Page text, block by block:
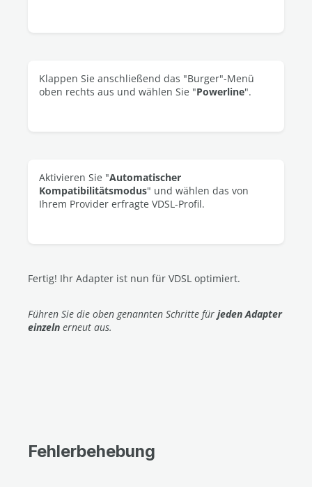
Klappen Sie anschließend das "Burger"-Menü
oben rechts aus und wählen Sie "Powerline".
Aktivieren Sie "Automatischer
Kompatibilitätsmodus" und wählen das von
Ihrem Provider erfragte VDSL-Profil.
Fertig! Ihr Adapter ist nun für VDSL optimiert.
Führen Sie die oben genannten Schritte für jeden Adapter
einzeln erneut aus.
Fehlerbehebung